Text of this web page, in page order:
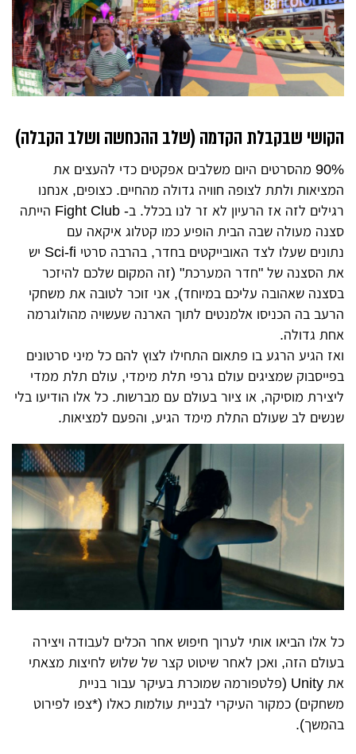
הקושי שבקבלת הקדמה (שלב ההכחשה ושלב הקבלה)
90% מהסרטים היום משלבים אפקטים כדי להעצים את
המציאות ולתת לצופה חוויה גדולה מהחיים. כצופים, אנחנו
רגילים לזה אז הרעיון לא זר לנו בכלל. ב- Fight Club הייתה
סצנה מעולה שבה הבית הופיע כמו קטלוג איקאה עם
נתונים שעלו לצד האובייקטים בחדר, בהרבה סרטי Sci-fi יש
את הסצנה של "חדר המערכת" (זה המקום שלכם להיזכר
בסצנה שאהובה עליכם במיוחד), אני זוכר לטובה את משחקי
הרעב בה הכניסו אלמנטים לתוך הארנה שעשויה מהולוגרמה
אחת גדולה.
ואז הגיע הרגע בו פתאום התחילו לצוץ להם כל מיני סרטונים
בפייסבוק שמציגים עולם גרפי תלת מימדי, עולם תלת ממדי
ליצירת מוסיקה, או ציור בעולם עם מברשות. כל אלו הודיעו בלי
שנשים לב שעולם התלת מימד הגיע, והפעם למציאות.
כל אלו הביאו אותי לערוך חיפוש אחר הכלים לעבודה ויצירה
בעולם הזה, ואכן לאחר שיטוט קצר של שלוש לחיצות מצאתי
את Unity (פלטפורמה שמוכרת בעיקר עבור בניית
משחקים) כמקור העיקרי לבניית עולמות כאלו (*צפו לפירוט
בהמשך).